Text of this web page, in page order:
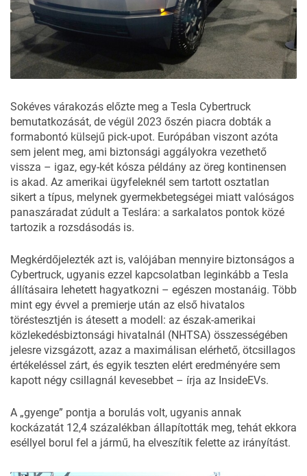
Sokéves várakozás előzte meg a Tesla Cybertruck
bemutatkozását, de végül 2023 őszén piacra dobták a
formabontó külsejű pick-upot. Európában viszont azóta
sem jelent meg, ami biztonsági aggályokra vezethető
vissza – igaz, egy-két kósza példány az öreg kontinensen
is akad. Az amerikai ügyfeleknél sem tartott osztatlan
sikert a típus, melynek gyermekbetegségei miatt valóságos
panaszáradat zúdult a Teslára: a sarkalatos pontok közé
tartozik a rozsdásodás is.
Megkérdőjelezték azt is, valójában mennyire biztonságos a
Cybertruck, ugyanis ezzel kapcsolatban leginkább a Tesla
állításaira lehetett hagyatkozni – egészen mostanáig. Több
mint egy évvel a premierje után az első hivatalos
töréstesztjén is átesett a modell: az észak-amerikai
közlekedésbiztonsági hivatalnál (NHTSA) összességében
jelesre vizsgázott, azaz a maximálisan elérhető, ötcsillagos
értékeléssel zárt, és egyik teszten elért eredményére sem
kapott négy csillagnál kevesebbet – írja az InsideEVs.
A „gyenge” pontja a borulás volt, ugyanis annak
kockázatát 12,4 százalékban állapították meg, tehát ekkora
eséllyel borul fel a jármű, ha elveszítik felette az irányítást.